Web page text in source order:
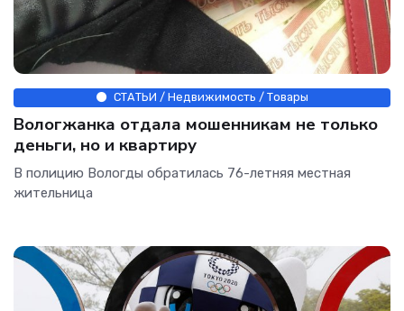
СТАТЬИ / Недвижимость / Товары
Вологжанка отдала мошенникам не только
деньги, но и квартиру
В полицию Вологды обратилась 76-летняя местная
жительница